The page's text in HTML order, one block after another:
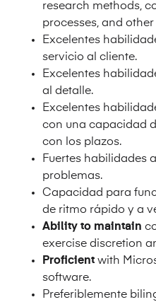
research methods,
processes, and
Excelentes
servicio al cliente.
Excelentes
al detalle.
Excelentes
con una capacidad
con los plazos.
Fuertes habilidades
problemas.
Capacidad para
de ritmo rápido y a
Ability to maintain
exercise discretion
Proficient with
software.
Preferiblemente